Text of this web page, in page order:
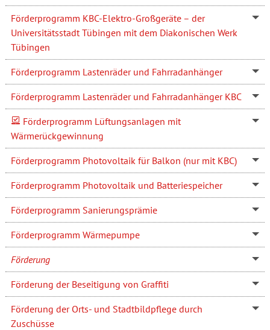
Förderprogramm KBC-Elektro-Großgeräte – der
Universitätsstadt Tübingen mit dem Diakonischen Werk
Tübingen
Förderprogramm Lastenräder und Fahrradanhänger
Förderprogramm Lastenräder und Fahrradanhänger KBC
Förderprogramm Lüftungsanlagen mit
Wärmerückgewinnung
Förderprogramm Photovoltaik für Balkon (nur mit KBC)
Förderprogramm Photovoltaik und Batteriespeicher
Förderprogramm Sanierungsprämie
Förderprogramm Wärmepumpe
Förderung
Förderung der Beseitigung von Graffiti
Förderung der Orts- und Stadtbildpflege durch
Zuschüsse